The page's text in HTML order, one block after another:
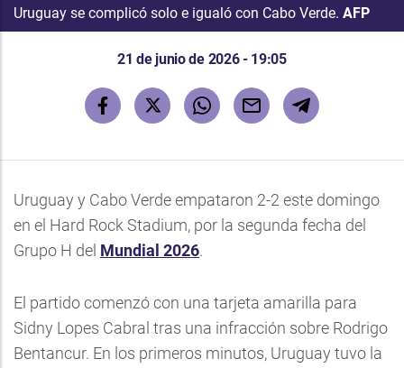
Uruguay se complicó solo e igualó con Cabo Verde. AFP
21 de junio de 2026 - 19:05
Uruguay y Cabo Verde empataron 2-2 este domingo
en el Hard Rock Stadium, por la segunda fecha del
Grupo H del Mundial 2026.
El partido comenzó con una tarjeta amarilla para
Sidny Lopes Cabral tras una infracción sobre Rodrigo
Bentancur. En los primeros minutos, Uruguay tuvo la